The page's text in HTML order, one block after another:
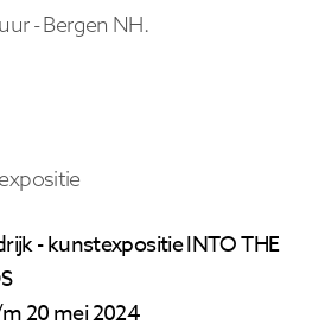
- Bergen NH.
- kunstexpositie INTO THE
20 mei 2024